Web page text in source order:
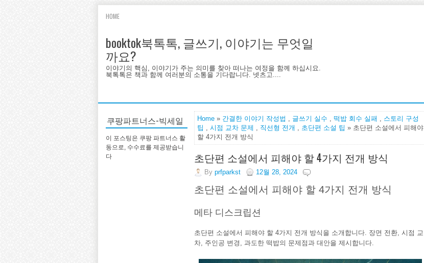
HOME
booktok북톡톡, 글쓰기, 이야기는 무엇일
까요?
이야기의 핵심, 이야기가 주는 의미를 찾아 떠나는 여정을 함께 하십시요.
북톡톡은 책과 함께 여러분의 소통을 기다랍니다. 넷츠고....
쿠팡파트너스-빅세일
이 포스팅은 쿠팡 파트너스 활
동으로, 수수료를 제공받습니
다
Home » 간결한 이야기 작성법 , 글쓰기 실수 , 떡밥 회수 실패 , 스토리 구성
팁 , 시점 교차 문제 , 직선형 전개 , 초단편 소설 팁 » 초단편 소설에서 피해야
할 4가지 전개 방식
초단편 소설에서 피해야 할 4가지 전개 방식
By prfparkst 12월 28, 2024
초단편 소설에서 피해야 할 4가지 전개 방식
메타 디스크립션
초단편 소설에서 피해야 할 4가지 전개 방식을 소개합니다. 장면 전환, 시점 교
차, 주인공 변경, 과도한 떡밥의 문제점과 대안을 제시합니다.